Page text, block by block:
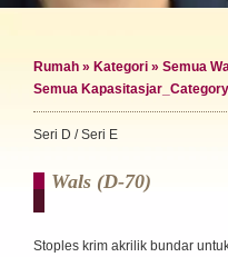
Rumah » Kategori » Semua
Semua Kapasitas
Seri D / Seri E
Wals (d-70)
Stoples krim akrilik bundar